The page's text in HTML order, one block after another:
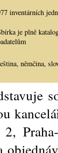
inventárních
je plně
němčina,
2,